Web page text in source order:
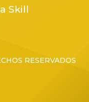
Skill
RESERVADOS